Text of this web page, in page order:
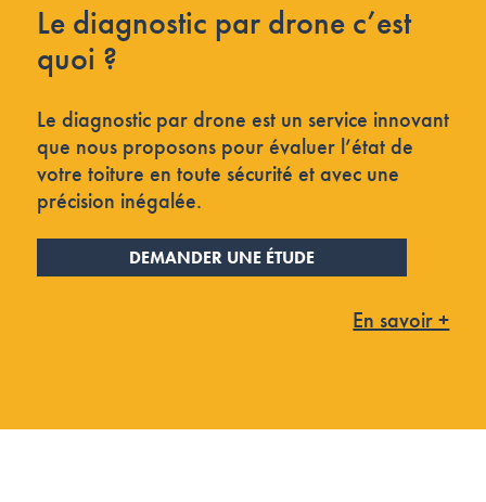
Le diagnostic par drone c’est
quoi ?
Le diagnostic par drone est un service innovant
que nous proposons pour évaluer l’état de
votre toiture en toute sécurité et avec une
précision inégalée.
DEMANDER UNE ÉTUDE
En savoir +